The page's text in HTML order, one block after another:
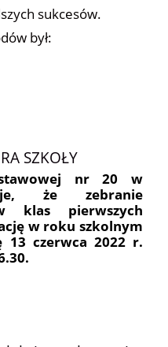
sukcesów.
był:
SZKOŁY
nr 20 w
że zebranie
klas pierwszych
w roku szkolnym
13 czerwca 2022 r.